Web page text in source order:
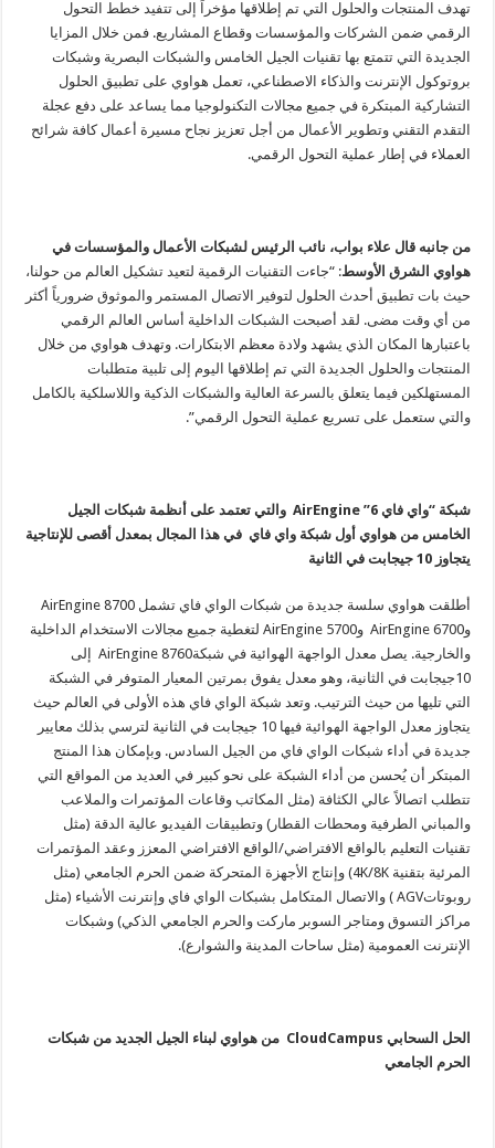
تهدف المنتجات والحلول التي تم إطلاقها مؤخراً إلى تتفيد خطط التحول
الرقمي ضمن الشركات والمؤسسات وقطاع المشاريع. فمن خلال المزايا
الجديدة التي تتمتع بها تقنيات الجيل الخامس والشبكات البصرية وشبكات
بروتوكول الإنترنت والذكاء الاصطناعي، تعمل هواوي على تطبيق الحلول
التشاركية المبتكرة في جميع مجالات التكنولوجيا مما يساعد على دفع عجلة
التقدم التقني وتطوير الأعمال من أجل تعزيز نجاح مسيرة أعمال كافة شرائح
العملاء في إطار عملية التحول الرقمي.
من جانبه قال علاء بواب، نائب الرئيس لشبكات الأعمال والمؤسسات في
هواوي الشرق الأوسط: “جاءت التقنيات الرقمية لتعيد تشكيل العالم من حولنا،
حيث بات تطبيق أحدث الحلول لتوفير الاتصال المستمر والموثوق ضرورياً أكثر
من أي وقت مضى. لقد أصبحت الشبكات الداخلية أساس العالم الرقمي
باعتبارها المكان الذي يشهد ولادة معظم الابتكارات. وتهدف هواوي من خلال
المنتجات والحلول الجديدة التي تم إطلاقها اليوم إلى تلبية متطلبات
المستهلكين فيما يتعلق بالسرعة العالية والشبكات الذكية واللاسلكية بالكامل
والتي ستعمل على تسريع عملية التحول الرقمي”.
شبكة “واي فاي 6” AirEngine والتي تعتمد على أنظمة شبكات الجيل
الخامس من هواوي أول شبكة واي فاي في هذا المجال بمعدل أقصى للإنتاجية
يتجاوز 10 جيجابت في الثانية
أطلقت هواوي سلسة جديدة من شبكات الواي فاي تشمل AirEngine 8700
وAirEngine 6700 وAirEngine 5700 لتغطية جميع مجالات الاستخدام الداخلية
والخارجية. يصل معدل الواجهة الهوائية في شبكةAirEngine 8760 إلى
10جيجابت في الثانية، وهو معدل يفوق بمرتين المعيار المتوفر في الشبكة
التي تليها من حيث الترتيب. وتعد شبكة الواي فاي هذه الأولى في العالم حيث
يتجاوز معدل الواجهة الهوائية فيها 10 جيجابت في الثانية لترسي بذلك معايير
جديدة في أداء شبكات الواي فاي من الجيل السادس. وبإمكان هذا المنتج
المبتكر أن يُحسن من أداء الشبكة على نحو كبير في العديد من المواقع التي
تتطلب اتصالاً عالي الكثافة (مثل المكاتب وقاعات المؤتمرات والملاعب
والمباني الطرفية ومحطات القطار) وتطبيقات الفيديو عالية الدقة (مثل
تقنيات التعليم بالواقع الافتراضي/الواقع الافتراضي المعزز وعقد المؤتمرات
المرئية بتقنية 4K/8K) وإنتاج الأجهزة المتحركة ضمن الحرم الجامعي (مثل
روبوتاتAGV ) والاتصال المتكامل بشبكات الواي فاي وإنترنت الأشياء (مثل
مراكز التسوق ومتاجر السوبر ماركت والحرم الجامعي الذكي) وشبكات
الإنترنت العمومية (مثل ساحات المدينة والشوارع).
الحل السحابي CloudCampus من هواوي لبناء الجيل الجديد من شبكات
الحرم الجامعي